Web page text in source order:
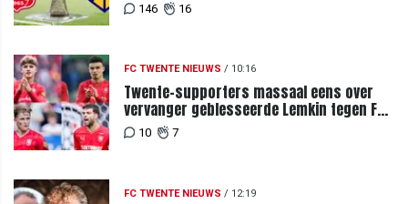
146 16
FC TWENTE NIEUWS / 10:16
Twente-supporters massaal eens over
vervanger geblesseerde Lemkin tegen FC
DAC 04
10 7
FC TWENTE NIEUWS / 12:19